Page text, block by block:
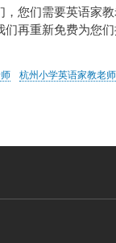
，您们需要英语家
再重新免费为您们
杭州小学英语家教老师